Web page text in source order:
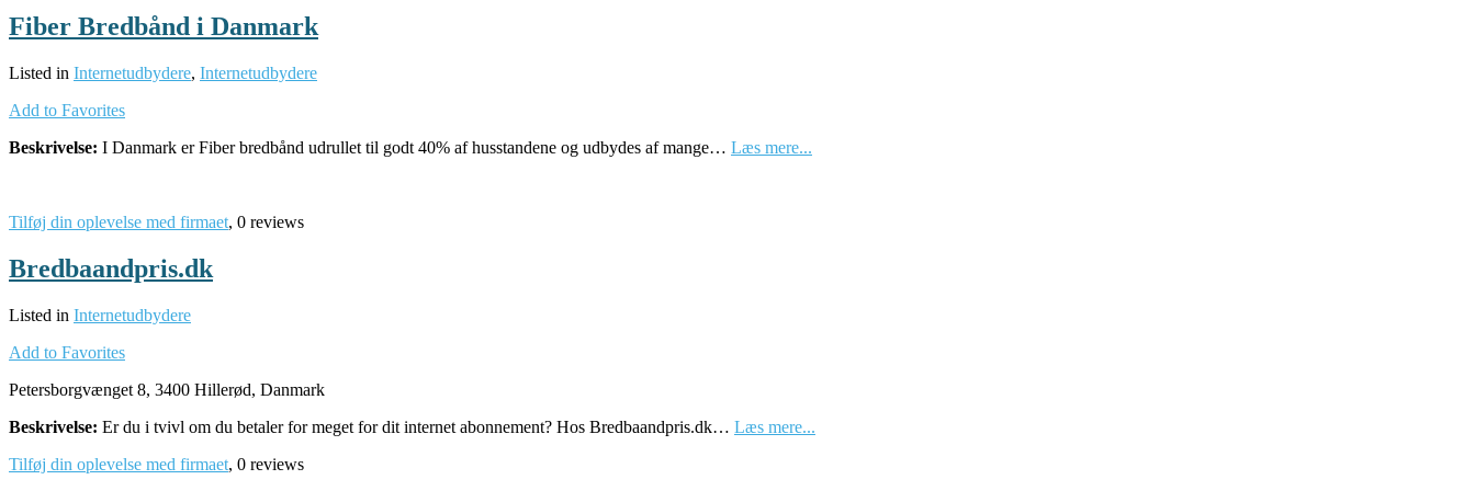
Fiber Bredbånd i Danmark
Listed in Internetudbydere, Internetudbydere
Add to Favorites
Beskrivelse: I Danmark er Fiber bredbånd udrullet til godt 40% af husstandene og udbydes af mange… Læs mere...
Tilføj din oplevelse med firmaet, 0 reviews
Bredbaandpris.dk
Listed in Internetudbydere
Add to Favorites
Petersborgvænget 8, 3400 Hillerød, Danmark
Beskrivelse: Er du i tvivl om du betaler for meget for dit internet abonnement? Hos Bredbaandpris.dk… Læs mere...
Tilføj din oplevelse med firmaet, 0 reviews